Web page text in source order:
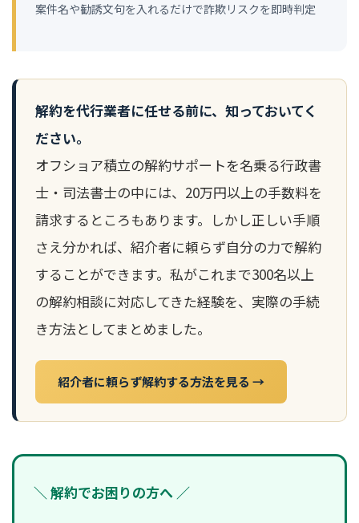
案件名や勧誘文句を入れるだけで詐欺リスクを即時判定
解約を代行業者に任せる前に、知っておいてく
ださい。
オフショア積立の解約サポートを名乗る行政書
士・司法書士の中には、20万円以上の手数料を
請求するところもあります。しかし正しい手順
さえ分かれば、紹介者に頼らず自分の力で解約
することができます。私がこれまで300名以上
の解約相談に対応してきた経験を、実際の手続
き方法としてまとめました。
紹介者に頼らず解約する方法を見る →
＼ 解約でお困りの方へ ／